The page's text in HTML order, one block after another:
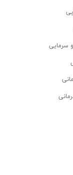
سرمایی